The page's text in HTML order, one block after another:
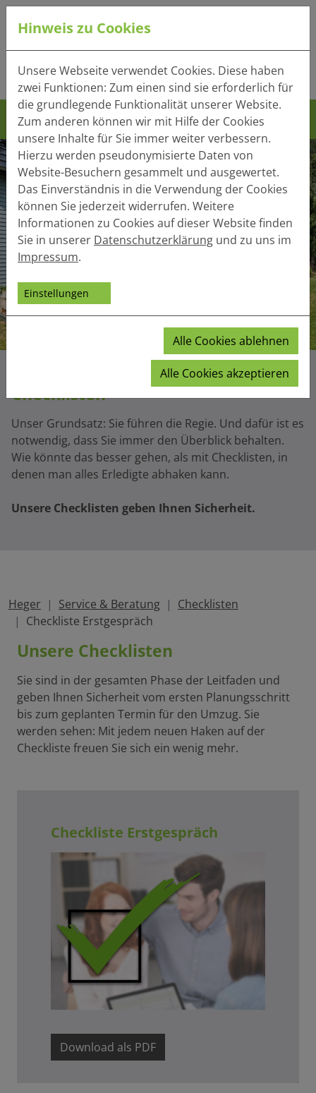
Tel.:+49 (0) 41 32 - 220
Mail:info(at)heger-holzbau.de
Checklisten
Unser Grundsatz: Sie führen die Regie. Und dafür ist es
notwendig, dass Sie immer den Überblick behalten.
Wie könnte das besser gehen, als mit Checklisten, in
denen man alles Erledigte abhaken kann.
Unsere Checklisten geben Ihnen Sicherheit.
Heger Service & Beratung
Checklisten
Checkliste Erstgespräch
Unsere Checklisten
Sie sind in der gesamten Phase der Leitfaden und
geben Ihnen Sicherheit vom ersten Planungsschritt
bis zum geplanten Termin für den Umzug. Sie
werden sehen: Mit jedem neuen Haken auf der
Checkliste freuen Sie sich ein wenig mehr.
Checkliste Erstgespräch
Download als PDF
Hinweis zu Cookies
Unsere Webseite verwendet Cookies. Diese haben
zwei Funktionen: Zum einen sind sie erforderlich für
die grundlegende Funktionalität unserer Website.
Zum anderen können wir mit Hilfe der Cookies
unsere Inhalte für Sie immer weiter verbessern.
Hierzu werden pseudonymisierte Daten von
Website-Besuchern gesammelt und ausgewertet.
Das Einverständnis in die Verwendung der Cookies
können Sie jederzeit widerrufen. Weitere
Informationen zu Cookies auf dieser Website finden
Sie in unserer Datenschutzerklärung und zu uns im
Impressum.
Einstellungen
Alle Cookies ablehnen
Alle Cookies akzeptieren